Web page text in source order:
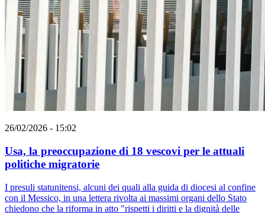
26/02/2026 - 15:02
Usa, la preoccupazione di 18 vescovi per le attuali
politiche migratorie
I presuli statunitensi, alcuni dei quali alla guida di diocesi al confine
con il Messico, in una lettera rivolta ai massimi organi dello Stato
chiedono che la riforma in atto "rispetti i diritti e la dignità delle